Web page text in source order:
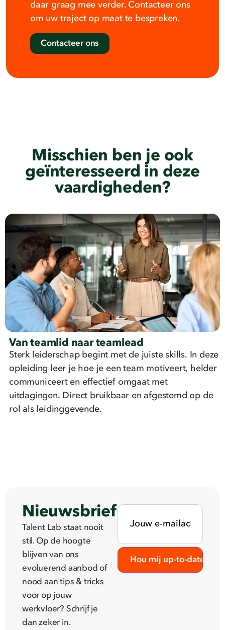
daar graag mee verder. Contacteer ons
om uw traject op maat te bespreken.
Contacteer ons
Misschien ben je ook
geïnteresseerd in deze
vaardigheden?
Van teamlid naar teamlead
Sterk leiderschap begint met de juiste skills. In deze
opleiding leer je hoe je een team motiveert, helder
communiceert en effectief omgaat met
uitdagingen. Direct bruikbaar en afgestemd op de
rol als leidinggevende.
Nieuwsbrief
Talent Lab staat nooit
stil. Op de hoogte
blijven van ons
evoluerend aanbod of
nood aan tips & tricks
voor op jouw
werkvloer? Schrijf je
dan zeker in.